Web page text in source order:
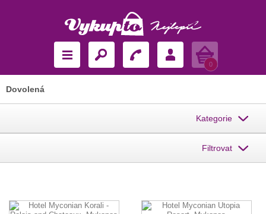
Košík
0
Dovolená
Kategorie
Filtrovat